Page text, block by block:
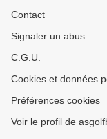
Contact
Signaler un abus
C.G.U.
Cookies et données
Préférences cookies
Voir le profil de